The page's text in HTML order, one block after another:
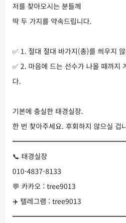
저를 찾아오시는 분들께
딱 두 가지를 약속드립니다.
✅ 1. 절대 절대 바가지(총)를 씌우지
✅ 2. 마음에 드는 선수가 나올 때까지
다.
기본에 충실한 태경실장.
한 번 찾아주세요. 후회하지 않으실 겁
📞 태경실장
010-4837-8133
💬 카카오 : tree9013
✈️ 텔레그램 : tree9013